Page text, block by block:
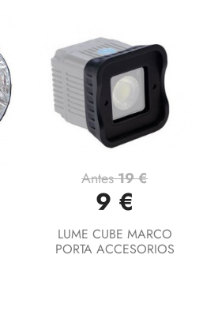
Antes19 €
9 €
LUME CUBE MARCO
PORTA ACCESORIOS